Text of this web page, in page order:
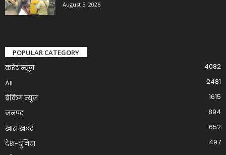
August 5, 2026
POPULAR CATEGORY
करेंट न्यूज़
4082
All
2481
ब्रेकिंग न्यूज
1615
जनपद
894
खास खबर
652
देश-दुनिया
497